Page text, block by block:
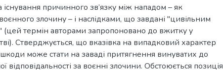
існування причинного зв’язку між нападом – як
злочину – і наслідками, що завдані "цивільним
(цей термін авторами запропоновано до вжитку у
Стверджується, що вказівка на випадковий характер
може стати на заваді притягнення винуватих до
відповідальності за воєнні злочини. Обстоюється позиція